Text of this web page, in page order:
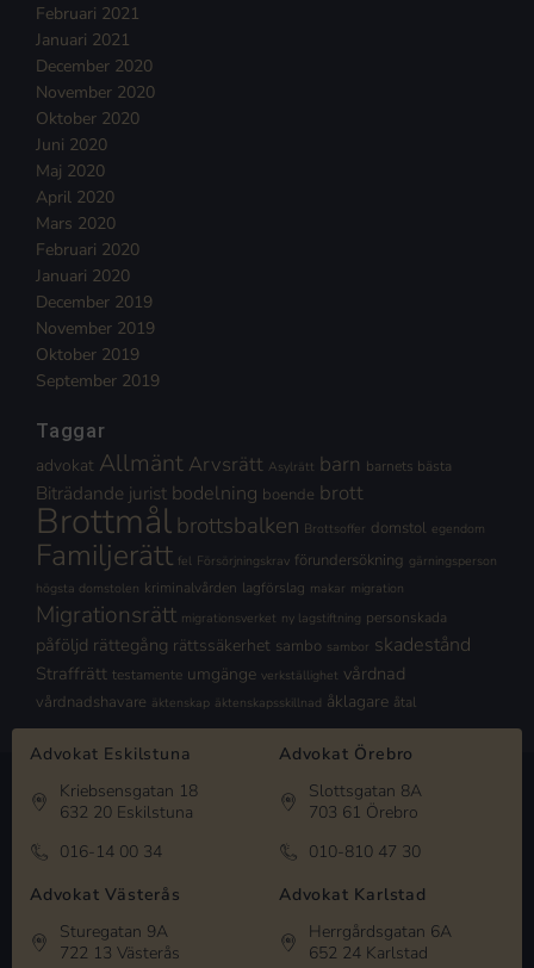
Februari 2021
Januari 2021
December 2020
November 2020
Oktober 2020
Juni 2020
Maj 2020
April 2020
Mars 2020
Februari 2020
Januari 2020
December 2019
November 2019
Oktober 2019
September 2019
Taggar
advokat Allmänt Arvsrätt Asylrätt barn barnets bästa
Biträdande jurist bodelning boende brott
Brottmålbrottsbalken Brottsoffer domstol egendom
Familjerätt fel Försörjningskrav förundersökning gärningsperson
högsta domstolen kriminalvården lagförslag makar migration
Migrationsrätt migrationsverket ny lagstiftning personskada
påföljd rättegång rättssäkerhet sambo sambor skadestånd
Straffrätt testamente umgänge verkställighet vårdnad
vårdnadshavare äktenskap äktenskapsskillnad åklagare åtal
Advokat Eskilstuna
Kriebsensgatan 18
632 20 Eskilstuna
016-14 00 34
Advokat Örebro
Slottsgatan 8A
703 61 Örebro
010-810 47 30
Advokat Västerås
Sturegatan 9A
722 13 Västerås
Advokat Karlstad
Herrgårdsgatan 6A
652 24 Karlstad